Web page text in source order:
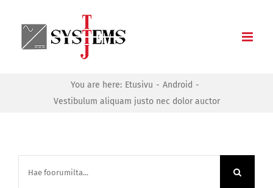
content
You are here: Etusivu
Android
Vestibulum aliquam justo nec dolor auctor